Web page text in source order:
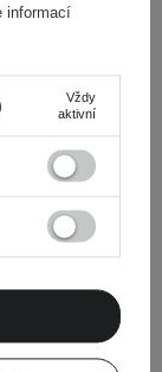
a chladivý
- 80 ml
informací
Vždy
aktivní